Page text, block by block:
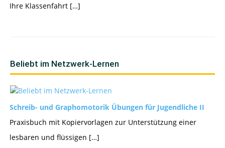
Ihre Klassenfahrt […]
Beliebt im Netzwerk-Lernen
Schreib- und Graphomotorik Übungen für Jugendliche II
Praxisbuch mit Kopiervorlagen zur Unterstützung einer
lesbaren und flüssigen […]